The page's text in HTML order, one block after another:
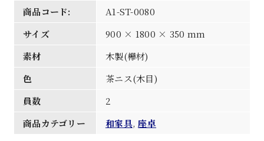
商品コード:
A1-ST-0080
サイズ
900 × 1800 × 350 mm
素材
木製(欅材)
色
茶ニス(木目)
員数
2
商品カテゴリー
和家具,座卓